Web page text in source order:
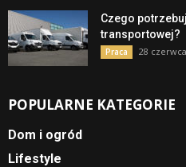
Czego
transportowej?
Praca 28
POPULARNE KATEGORIE
Dom i ogród
Lifestyle